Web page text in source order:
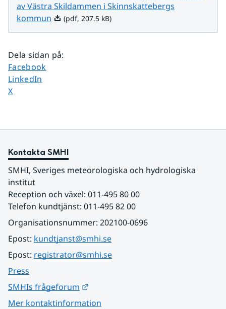
av Västra Skildammen i Skinnskattebergs
kommun Pdf, 207.5 kB.
(pdf, 207.5 kB)
Dela sidan på:
Dela sidan på
Facebook
Dela sidan på
LinkedIn
Dela sidan på
X
Kontakta SMHI
SMHI, Sveriges meteorologiska och hydrologiska
institut
Reception och växel: 011-495 80 00
Telefon kundtjänst: 011-495 82 00
Organisationsnummer: 202100-0696
Epost: kundtjanst@smhi.se
Epost: registrator@smhi.se
Press
SMHIs frågeforum
Mer kontaktinformation